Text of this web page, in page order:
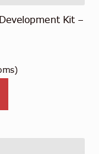
Kit –